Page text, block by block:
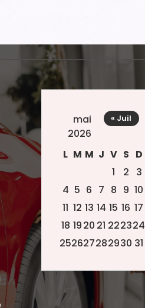
mai
2026
L M M J V S D
1
2
3
4 5 6 7 8 9 10
11 12 13 14 15 16 17
18 1920 21 222324
252627282930 31
« Juil